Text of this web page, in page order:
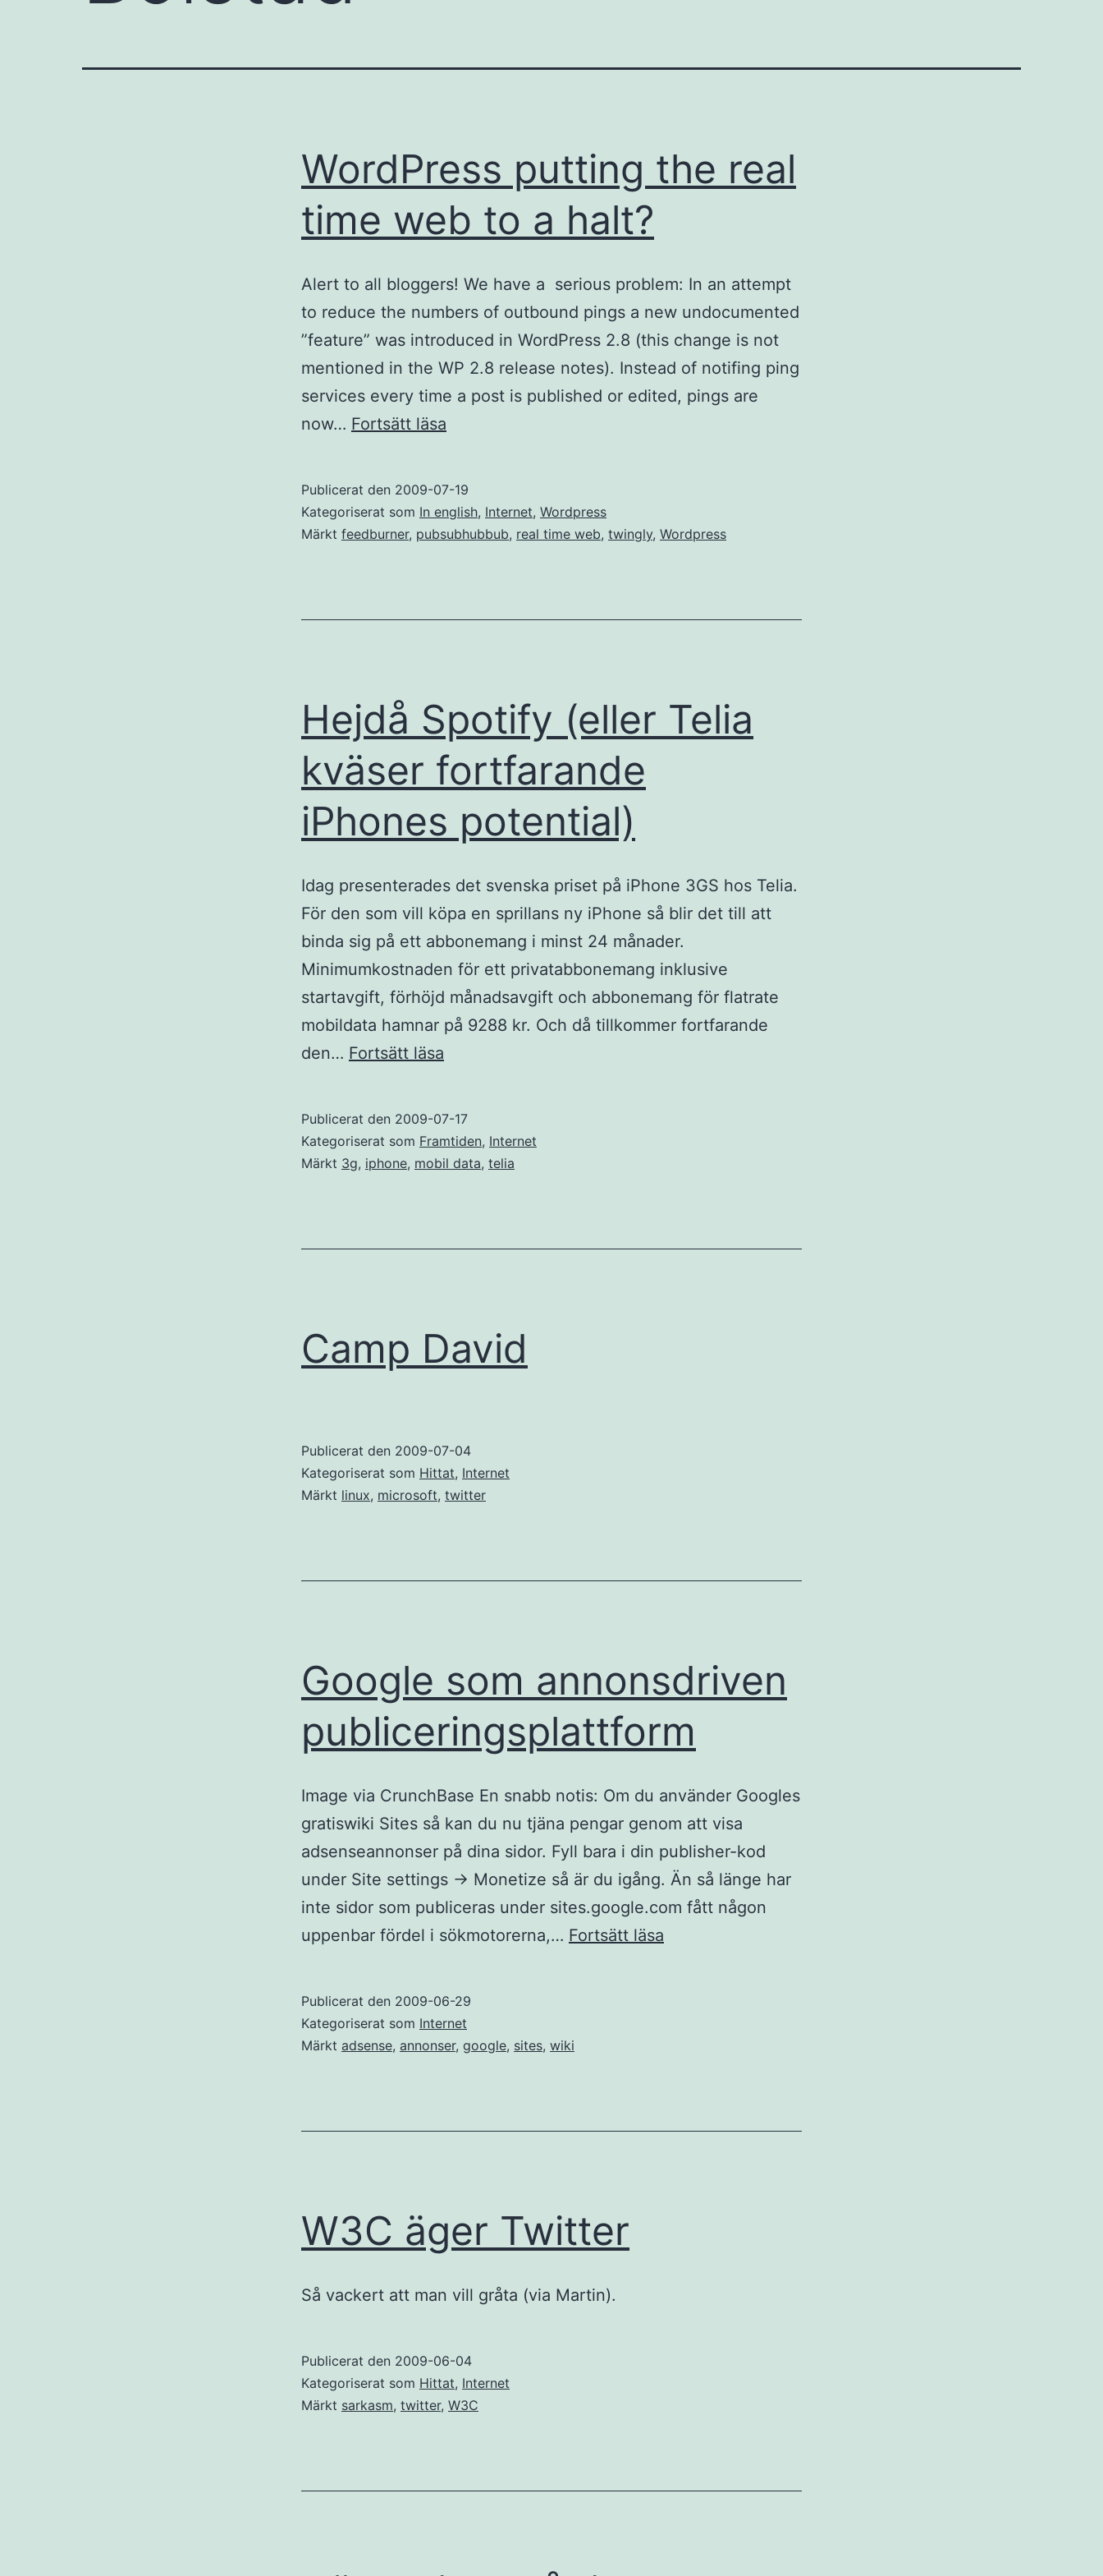
WordPress putting the real
time web to a halt?
Alert to all bloggers! We have a serious problem: In an attempt
to reduce the numbers of outbound pings a new undocumented
”feature” was introduced in WordPress 2.8 (this change is not
mentioned in the WP 2.8 release notes). Instead of notifing ping
services every time a post is published or edited, pings are
now… Fortsätt läsa
real
time
a
Publicerat den 2009-07-19
Kategoriserat som In english, Internet, Wordpress
Märkt feedburner, pubsubhubbub, real time web, twingly, Wordpress
Hejdå Spotify (eller Telia
kväser fortfarande
iPhones potential)
Idag presenterades det svenska priset på iPhone 3GS hos Telia.
För den som vill köpa en sprillans ny iPhone så blir det till att
binda sig på ett abbonemang i minst 24 månader.
Minimumkostnaden för ett privatabbonemang inklusive
startavgift, förhöjd månadsavgift och abbonemang för flatrate
mobildata hamnar på 9288 kr. Och då tillkommer fortfarande
den… Fortsätt läsa
Telia
kväser
potential)
Publicerat den 2009-07-17
Kategoriserat som Framtiden, Internet
Märkt 3g, iphone, mobil data, telia
Camp David
Publicerat den 2009-07-04
Kategoriserat som Hittat, Internet
Märkt linux, microsoft, twitter
Google som annonsdriven
publiceringsplattform
Image via CrunchBase En snabb notis: Om du använder Googles
gratiswiki Sites så kan du nu tjäna pengar genom att visa
adsenseannonser på dina sidor. Fyll bara i din publisher-kod
under Site settings -> Monetize så är du igång. Än så länge har
inte sidor som publiceras under sites.google.com fått någon
uppenbar fördel i sökmotorerna,… Fortsätt läsa
Publicerat den 2009-06-29
Kategoriserat som Internet
Märkt adsense, annonser, google, sites, wiki
W3C äger Twitter
Så vackert att man vill gråta (via Martin).
Publicerat den 2009-06-04
Kategoriserat som Hittat, Internet
Märkt sarkasm, twitter, W3C